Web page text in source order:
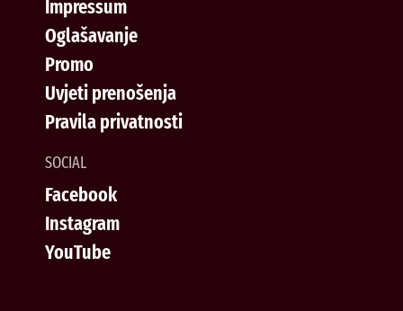
Impressum
Oglašavanje
Promo
Uvjeti prenošenja
Pravila privatnosti
SOCIAL
Facebook
Instagram
YouTube